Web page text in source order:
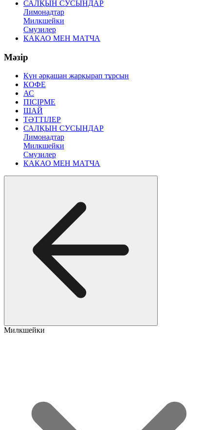
САЛҚЫН СУСЫНДАР
Лимонадтар
Милкшейки
Смузилер
КАКАО МЕН МАТЧА
Мәзір
Күн әрқашан жарқырап тұрсын
КОФЕ
АС
ПІСІРМЕ
ШАЙ
ТӘТТІЛЕР
САЛҚЫН СУСЫНДАР
Лимонадтар
Милкшейки
Смузилер
КАКАО МЕН МАТЧА
Милкшейки